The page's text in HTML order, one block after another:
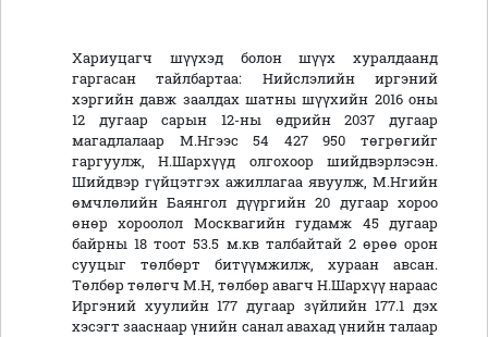
Хариуцагч шүүхэд болон шүүх хуралдаанд
гаргасан тайлбартаа: Нийслэлийн иргэний
хэргийн давж заалдах шатны шүүхийн 2016 оны
12 дугаар сарын 12-ны өдрийн 2037 дугаар
магадлалаар М.Нгээс 54 427 950 төгрөгийг
гаргуулж, Н.Шархүүд олгохоор шийдвэрлэсэн.
Шийдвэр гүйцэтгэх ажиллагаа явуулж, М.Нгийн
өмчлөлийн Баянгол дүүргийн 20 дугаар хороо
өнөр хороолол Москвагийн гудамж 45 дугаар
байрны 18 тоот 53.5 м.кв талбайтай 2 өрөө орон
сууцыг төлбөрт битүүмжилж, хураан авсан.
Төлбөр төлөгч М.Н, төлбөр авагч Н.Шархүү нараас
Иргэний хуулийн 177 дугаар зүйлийн 177.1 дэх
хэсэгт зааснаар үнийн санал авахад үнийн талаар